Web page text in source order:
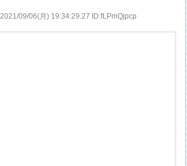
2021/09/06(月) 19:34:29.27 ID:fLPmQjpcp